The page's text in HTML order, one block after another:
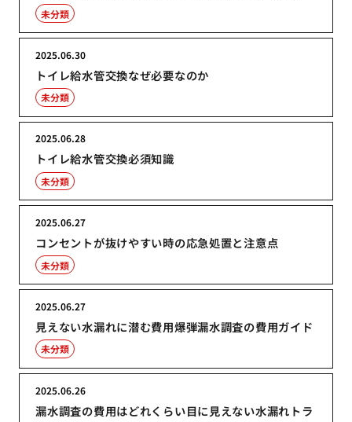
未分類
トイレ給水管交換なぜ必要なのか
2025.06.30
未分類
トイレ給水管交換必須知識
2025.06.28
未分類
コンセントが抜けやすい時の応急処置と注意点
2025.06.27
未分類
見えない水漏れに潜む費用爆弾漏水調査の費用ガイド
2025.06.27
未分類
漏水調査の費用はどれくらい目に見えない水漏れトラ
2025.06.26